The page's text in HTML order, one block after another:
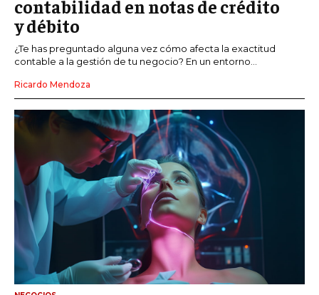
contabilidad en notas de crédito
y débito
¿Te has preguntado alguna vez cómo afecta la exactitud
contable a la gestión de tu negocio? En un entorno...
Ricardo Mendoza